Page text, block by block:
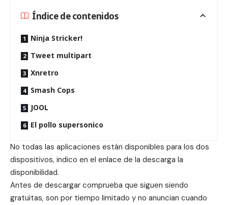
Índice de contenidos
Ninja Stricker!
Tweet multipart
Xnretro
Smash Cops
JOOL
El pollo supersonico
No todas las aplicaciones están disponibles para los dos
dispositivos, indico en el enlace de la descarga la
disponibilidad.
Antes de descargar comprueba que siguen siendo
gratuitas, son por tiempo limitado y no anuncian cuando